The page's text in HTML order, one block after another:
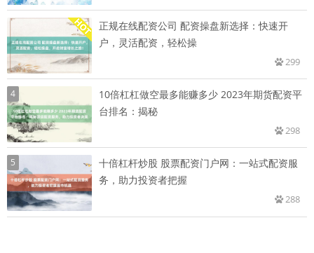
正规在线配资公司 配资操盘新选择：快速开
户，灵活配资，轻松操
299
4
10倍杠杠做空最多能赚多少 2023年期货配资平
台排名：揭秘
298
5
十倍杠杆炒股 股票配资门户网：一站式配资服
务，助力投资者把握
288